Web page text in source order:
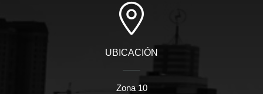
UBICACIÓN
Zona 10